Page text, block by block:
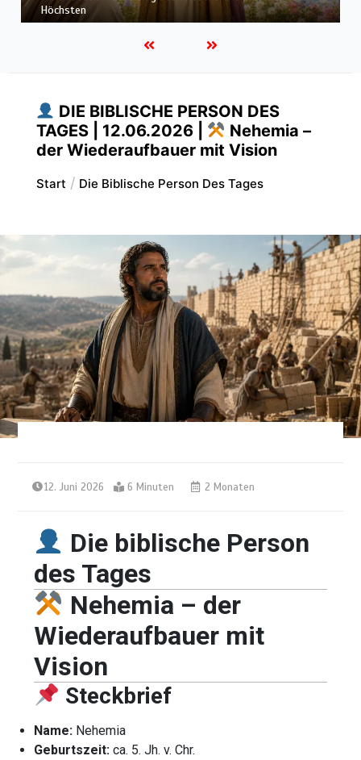
Set – der Sohn der Hoffnung nach dem Schmerz
DIE BIBLISCHE PERSON DES
TAGES | 12.06.2026 |
Nehemia –
der Wiederaufbauer mit Vision
Start Die Biblische Person Des Tages
12. Juni 2026 6 Minuten 2 Monaten
Die biblische Person
des Tages
Nehemia – der
Wiederaufbauer mit
Vision
Steckbrief
Name: Nehemia
Geburtszeit: ca. 5. Jh. v. Chr.